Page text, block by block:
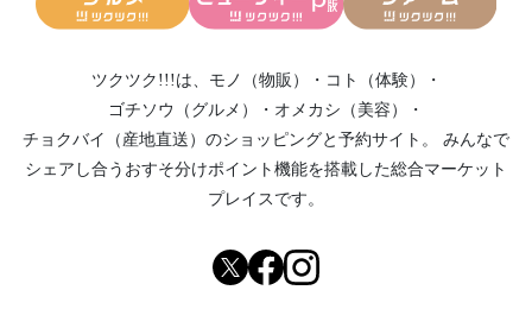
ツクツク!!!は、 モノ（物販） ・ コト（体験）
・
ゴチソウ（グルメ）
・ オメカシ（美容）
・
チョクバイ（産地直送） のショッピングと予約サイト。
みんなで
シェアし合う おすそ分けポイント機能を搭載した総合マーケット
プレイスです。